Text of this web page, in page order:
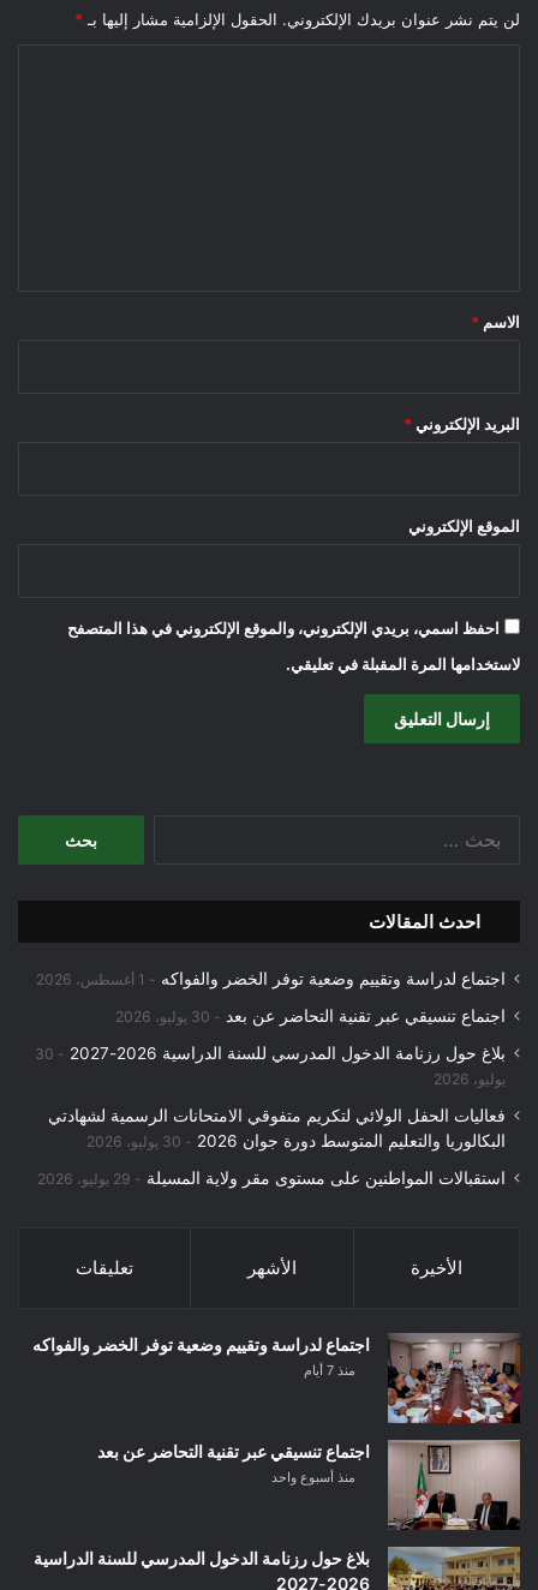
لن يتم نشر عنوان بريدك الإلكتروني. الحقول الإلزامية مشار إليها بـ *
*
الاسم *
البريد الإلكتروني *
الموقع الإلكتروني
احفظ اسمي، بريدي الإلكتروني، والموقع الإلكتروني في هذا المتصفح
لاستخدامها المرة المقبلة في تعليقي.
احدث المقالات
اجتماع لدراسة وتقييم وضعية توفر الخضر والفواكه 1 أغسطس، 2026
اجتماع تنسيقي عبر تقنية التحاضر عن بعد 30 يوليو، 2026
بلاغ حول رزنامة الدخول المدرسي للسنة الدراسية 2026-2027
30
يوليو، 2026
فعاليات الحفل الولائي لتكريم متفوقي الامتحانات الرسمية لشهادتي
البكالوريا والتعليم المتوسط دورة جوان 2026
30 يوليو، 2026
استقبالات المواطنين على مستوى مقر ولاية المسيلة 29 يوليو، 2026
الأخيرة الأشهر تعليقات
اجتماع لدراسة وتقييم وضعية توفر الخضر والفواكه
منذ 7 أيام
اجتماع تنسيقي عبر تقنية التحاضر عن بعد
منذ أسبوع واحد
بلاغ حول رزنامة الدخول المدرسي للسنة الدراسية
2026-2027